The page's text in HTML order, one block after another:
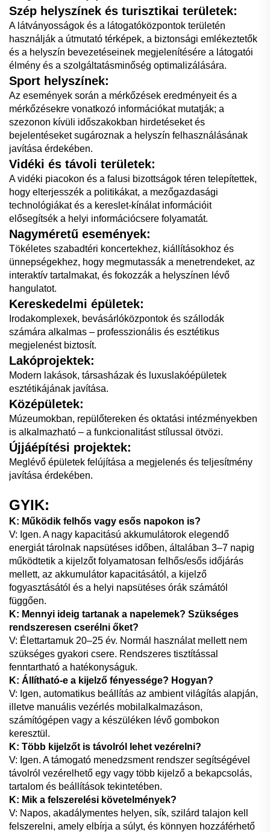
Szép helyszínek és turisztikai területek:
A látványosságok és a látogatóközpontok területén
használják a útmutató térképek, a biztonsági emlékeztetők
és a helyszín bevezetéseinek megjelenítésére a látogatói
élmény és a szolgáltatásminőség optimalizálására.
Sport helyszínek:
Az események során a mérkőzések eredményeit és a
mérkőzésekre vonatkozó információkat mutatják; a
szezonon kívüli időszakokban hirdetéseket és
bejelentéseket sugároznak a helyszín felhasználásának
javítása érdekében.
Vidéki és távoli területek:
A vidéki piacokon és a falusi bizottságok téren telepítettek,
hogy elterjesszék a politikákat, a mezőgazdasági
technológiákat és a kereslet-kínálat információit
elősegítsék a helyi információcsere folyamatát.
Nagyméretű események:
Tökéletes szabadtéri koncertekhez, kiállításokhoz és
ünnepségekhez, hogy megmutassák a menetrendeket, az
interaktív tartalmakat, és fokozzák a helyszínen lévő
hangulatot.
Kereskedelmi épületek:
Irodakomplexek, bevásárlóközpontok és szállodák
számára alkalmas – professzionális és esztétikus
megjelenést biztosít.
Lakóprojektek:
Modern lakások, társasházak és luxuslakóépületek
esztétikájának javítása.
Középületek:
Múzeumokban, repülőtereken és oktatási intézményekben
is alkalmazható – a funkcionalitást stílussal ötvözi.
Újjáépítési projektek:
Meglévő épületek felújítása a megjelenés és teljesítmény
javítása érdekében.
GYIK:
K: Működik felhős vagy esős napokon is?
V: Igen. A nagy kapacitású akkumulátorok elegendő
energiát tárolnak napsütéses időben, általában 3–7 napig
működtetik a kijelzőt folyamatosan felhős/esős időjárás
mellett, az akkumulátor kapacitásától, a kijelző
fogyasztásától és a helyi napsütéses órák számától
függően.
K: Mennyi ideig tartanak a napelemek? Szükséges
rendszeresen cserélni őket?
V: Élettartamuk 20–25 év. Normál használat mellett nem
szükséges gyakori csere. Rendszeres tisztítással
fenntartható a hatékonyságuk.
K: Állítható-e a kijelző fényessége? Hogyan?
V: Igen, automatikus beállítás az ambient világítás alapján,
illetve manuális vezérlés mobilalkalmazáson,
számítógépen vagy a készüléken lévő gombokon
keresztül.
K: Több kijelzőt is távolról lehet vezérelni?
V: Igen. A támogató menedzsment rendszer segítségével
távolról vezérelhető egy vagy több kijelző a bekapcsolás,
tartalom és beállítások tekintetében.
K: Mik a felszerelési követelmények?
V: Napos, akadálymentes helyen, sík, szilárd talajon kell
felszerelni, amely elbírja a súlyt, és könnyen hozzáférhető